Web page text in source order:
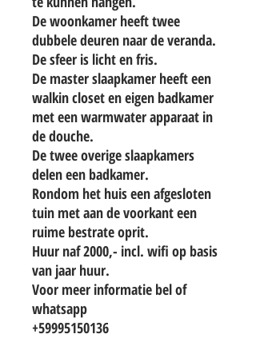
De woonkamer heeft twee
dubbele deuren naar de veranda.
De sfeer is licht en fris.
De master slaapkamer heeft een
walkin closet en eigen badkamer
met een warmwater apparaat in
de douche.
De twee overige slaapkamers
delen een badkamer.
Rondom het huis een afgesloten
tuin met aan de voorkant een
ruime bestrate oprit.
Huur naf 2000,- incl. wifi op basis
van jaar huur.
Voor meer informatie bel of
whatsapp
+59995150136